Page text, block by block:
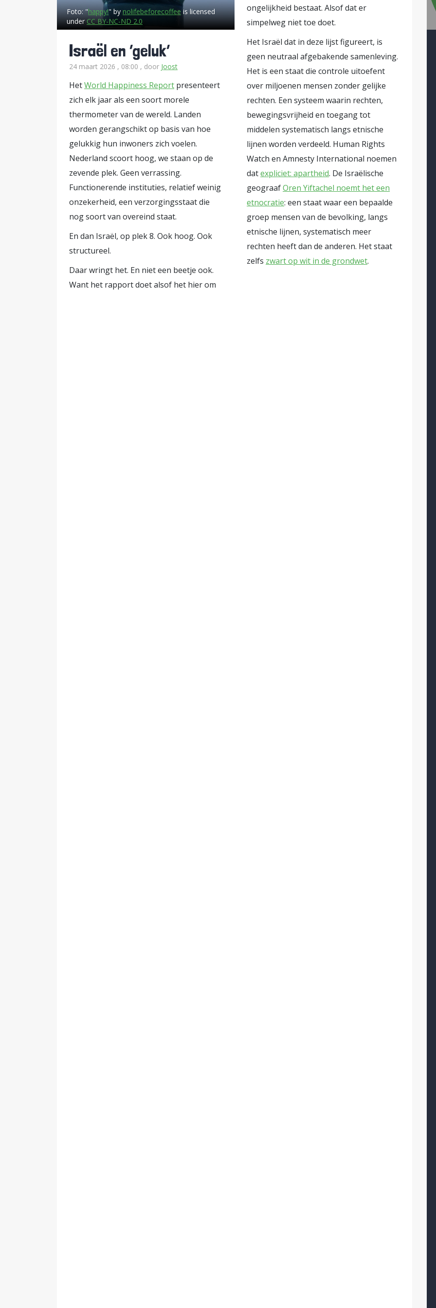
wereldmacht, terwijl hun beleid nu steeds vaker werkt als een motor van
onzekerheid. Een aanval hier, een sanctie daar, een dreigement erbovenop, en
schieten energieprijzen omhoog. En de dag erna wordt alles weer teruggedraaid.
regeringen mogen vervolgens uitleggen waarom burgers opnieuw meer betalen
elektriciteit en transport, alsof geopolitieke instabiliteit spontaan uit de lucht komt
VS gedragen zich tegelijk als onderhandelaar, brandstichter en scheidsrechter
conflict. Alsof een pyromaan tussendoor aanbiedt om ook de
voeren. Iran moet “aan tafel blijven”, terwijl die tafel elk moment
worden zodra dat binnenlands politiek beter uitkomt. Of omdat Trump slecht
heeft. Dat is onder Trump inmiddels de echte doctrine geworden: maximale
onvoorspelbaarheid als machtsinstrument. Alleen tast zo’n strategie precies
waarop Amerikaanse macht decennialang dreef: voorspelbaarheid, allianties,
instituties en het idee dat Washington uiteindelijk soort van rationeel handelde
herkenbaar eigenbelang. Nu ontstaat steeds vaker de indruk dat ook Washington geen
duidelijk antwoord meer heeft op de vraag waar het eigenlijk naartoe wil, hoe druk
ook bezig is om het te framen als een vijfdimensionaal schaakspel van een
leider.
Foto:"happy!" by nolifebeforecoffee is licensed
underCC BY-NC-ND 2.0
Israël en ‘geluk’
24 maart 2026 , 08:00 , door Joost
HetWorld Happiness Report presenteert
zich elk jaar als een soort morele
thermometer van de wereld. Landen
worden gerangschikt op basis van hoe
gelukkig hun inwoners zich voelen.
Nederland scoort hoog, we staan op de
zevende plek. Geen verrassing.
Functionerende instituties, relatief weinig
onzekerheid, een verzorgingsstaat die
nog soort van overeind staat.
En dan Israël, op plek 8. Ook hoog. Ook
structureel.
Daar wringt het. En niet een beetje ook.
Want het rapport doet alsof het hier om
ongelijkheid bestaat. Alsof dat er
simpelweg niet toe doet.
Het Israël dat in deze lijst figureert, is
geen neutraal afgebakende samenleving.
Het is een staat die controle uitoefent
over miljoenen mensen zonder gelijke
rechten. Een systeem waarin rechten,
bewegingsvrijheid en toegang tot
middelen systematisch langs etnische
lijnen worden verdeeld. Human Rights
Watch en Amnesty International noemen
datexpliciet: apartheid. De Israëlische
geograafOren Yiftachel noemt het een
etnocratie: een staat waar een bepaalde
groep mensen van de bevolking, langs
etnische lijnen, systematisch meer
rechten heeft dan de anderen. Het staat
zelfs zwart op wit in de grondwet.